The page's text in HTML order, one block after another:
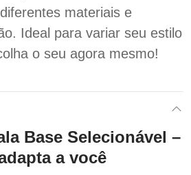
materiais e
Ideal para variar seu estilo
o seu agora mesmo!
Base Selecionável –
a você